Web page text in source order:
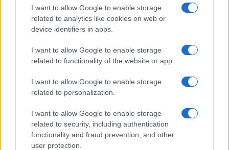
I want to allow Google to enable storage
related to analytics like cookies on web or
device identifiers in apps.
I want to allow Google to enable storage
related to functionality of the website or app.
I want to allow Google to enable storage
related to personalization.
I want to allow Google to enable storage
related to security, including authentication
functionality and fraud prevention, and other
user protection.
i tuoi video e le tue foto
Su WhatsApp al numero +39
345 356 7512